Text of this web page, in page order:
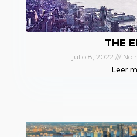
THE
julio 8, 2022
No
Leer